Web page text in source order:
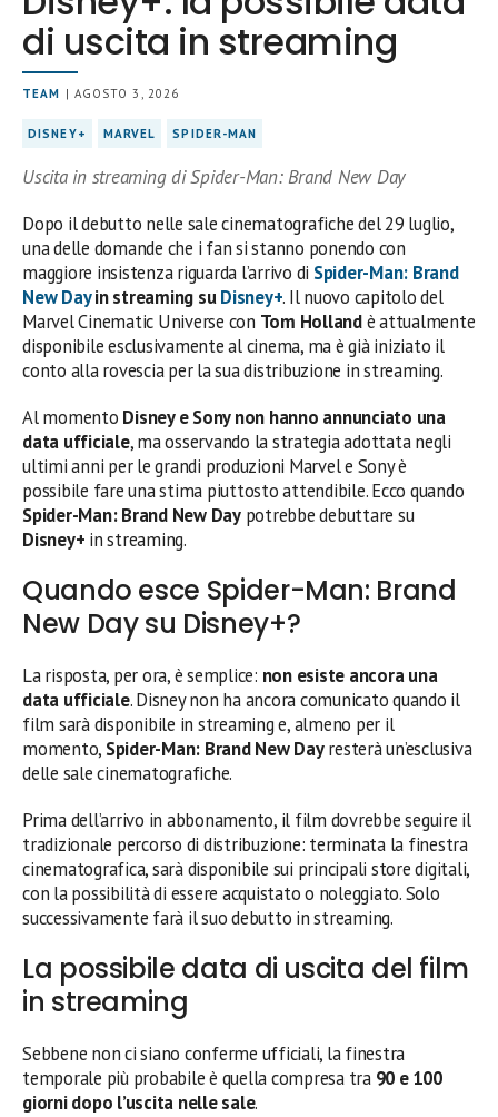
di uscita in streaming
TEAM | AGOSTO 3, 2026
DISNEY+ MARVEL SPIDER-MAN
Uscita in streaming di Spider-Man: Brand New Day
Dopo il debutto nelle sale cinematografiche del 29 luglio,
una delle domande che i fan si stanno ponendo con
maggiore insistenza riguarda l’arrivo di Spider-Man: Brand
New Dayin streaming suDisney+. Il nuovo capitolo del
Marvel Cinematic Universe con Tom Hollandè attualmente
disponibile esclusivamente al cinema, ma è già iniziato il
conto alla rovescia per la sua distribuzione in streaming.
Al momento Disney e Sony non hanno annunciato una
data ufficiale, ma osservando la strategia adottata negli
ultimi anni per le grandi produzioni Marvel e Sony è
possibile fare una stima piuttosto attendibile. Ecco quando
Spider-Man: Brand New Daypotrebbe debuttare su
Disney+ in streaming.
Quando esce Spider-Man: Brand
New Day su Disney+?
La risposta, per ora, è semplice: non esiste ancora una
data ufficiale. Disney non ha ancora comunicato quando il
film sarà disponibile in streaming e, almeno per il
momento, Spider-Man: Brand New Dayresterà un’esclusiva
delle sale cinematografiche.
Prima dell’arrivo in abbonamento, il film dovrebbe seguire il
tradizionale percorso di distribuzione: terminata la finestra
cinematografica, sarà disponibile sui principali store digitali,
con la possibilità di essere acquistato o noleggiato. Solo
successivamente farà il suo debutto in streaming.
La possibile data di uscita del film
in streaming
Sebbene non ci siano conferme ufficiali, la finestra
temporale più probabile è quella compresa tra 90 e 100
giorni dopo l’uscita nelle sale.